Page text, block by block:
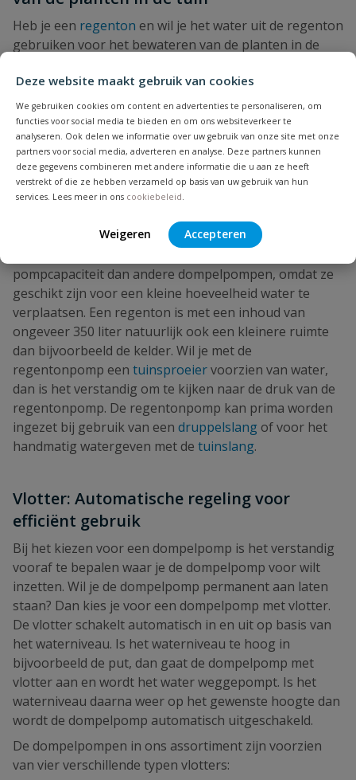
Deze website maakt gebruik van cookies
We gebruiken cookies om content en advertenties te personaliseren, om
functies voor social media te bieden en om ons websiteverkeer te
analyseren. Ook delen we informatie over uw gebruik van onze site met onze
partners voor social media, adverteren en analyse. Deze partners kunnen
deze gegevens combineren met andere informatie die u aan ze heeft
verstrekt of die ze hebben verzameld op basis van uw gebruik van hun
services. Lees meer in ons cookiebeleid.
Weigeren Accepteren
Heb je een regenton en wil je het water uit de regenton
gebruiken voor het bewateren van de planten in de
regentonpomp. Een regentonpomp is een kleinere
dompelpompen die speciaal geschikt is voor
regenbtonnen en die in de regenton wordt gehangen.
Aan de regentonpomp zit een vlotter, die ervoor zorgt
dat de pomp automatisch in en uit schakelt als het
water in de regenton een bepaald niveau heeft bereikt.
Als het waterniveau in de regenton stijgt, stijgt ook de
waterniveau weer is bereikt, schakelt de pomp vanzelf
pompcapaciteit dan andere dompelpompen, omdat ze
geschikt zijn voor een kleine hoeveelheid water te
verplaatsen. Een regenton is met een inhoud van
ongeveer 350 liter natuurlijk ook een kleinere ruimte
dan bijvoorbeeld de kelder. Wil je met de
regentonpomp een tuinsproeiervoorzien van water,
dan is het verstandig om te kijken naar de druk van de
regentonpomp. De regentonpomp kan prima worden
ingezet bij gebruik van een druppelslang of voor het
handmatig watergeven met de tuinslang.
Vlotter: Automatische regeling voor
efficiënt gebruik
Bij het kiezen voor een dompelpomp is het verstandig
vooraf te bepalen waar je de dompelpomp voor wilt
inzetten. Wil je de dompelpomp permanent aan laten
staan? Dan kies je voor een dompelpomp met vlotter.
De vlotter schakelt automatisch in en uit op basis van
het waterniveau. Is het waterniveau te hoog in
bijvoorbeeld de put, dan gaat de dompelpomp met
vlotter aan en wordt het water weggepompt. Is het
waterniveau daarna weer op het gewenste hoogte dan
wordt de dompelpomp automatisch uitgeschakeld.
De dompelpompen in ons assortiment zijn voorzien
van vier verschillende typen vlotters: